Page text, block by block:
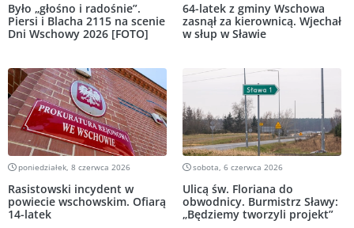
Było „głośno i radośnie”.
Piersi i Blacha 2115 na scenie
Dni Wschowy 2026 [FOTO]
64-latek z gminy Wschowa
zasnął za kierownicą. Wjechał
w słup w Sławie
poniedziałek, 8 czerwca 2026
Rasistowski incydent w
powiecie wschowskim. Ofiarą
14-latek
sobota, 6 czerwca 2026
Ulicą św. Floriana do
obwodnicy. Burmistrz Sławy:
„Będziemy tworzyli projekt”